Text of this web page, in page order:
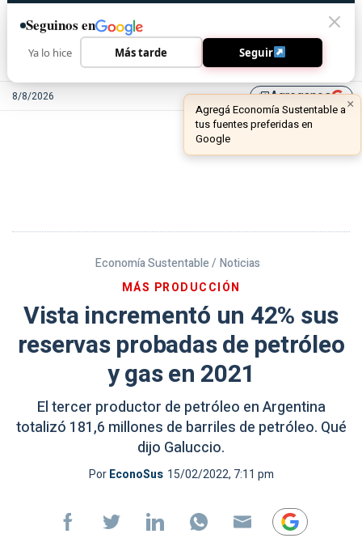
8/8/2026 library_addAgreganos
Economía Sustentable / Noticias
MÁS PRODUCCIÓN
Vista incrementó un 42% sus
reservas probadas de petróleo
y gas en 2021
El tercer productor de petróleo en Argentina
totalizó 181,6 millones de barriles de petróleo. Qué
dijo Galuccio.
PorEconoSus 15/02/2022, 7:11 pm
Seguinos en
Ya lo hice Más tarde Seguir